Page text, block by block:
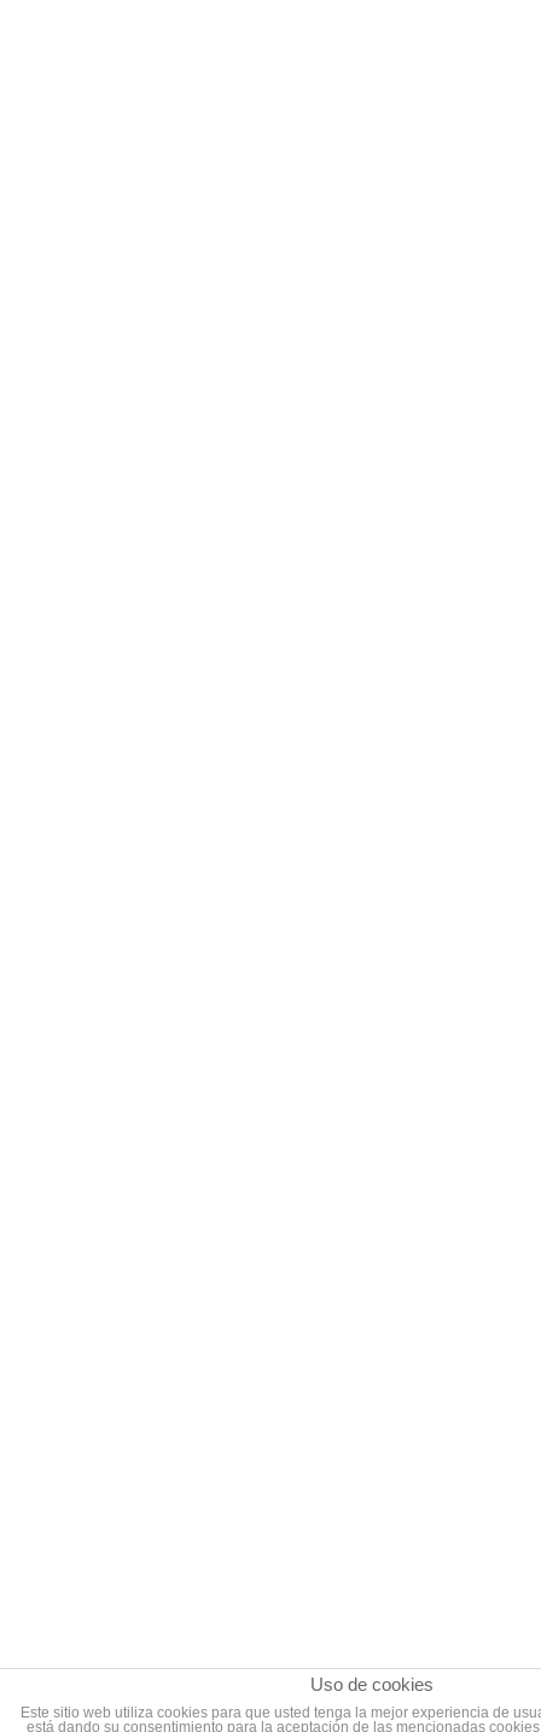
Uso de cookies
Este sitio web utiliza cookies para que usted tenga la mejor experiencia de
está dando su consentimiento para la aceptación de las mencionadas